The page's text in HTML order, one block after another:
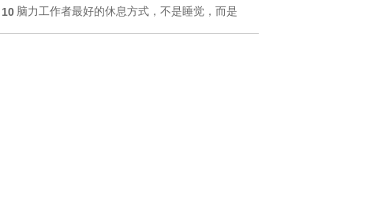
10 脑力工作者最好的休息方式，不是睡觉，而是